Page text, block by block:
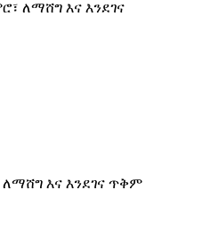
ለማሸግ እና እንደገና
እና እንደገና ጥቅም